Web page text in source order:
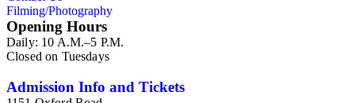
Filming/Photography
Opening Hours
Daily: 10 A.M.–5 P.M.
Closed on Tuesdays
Admission Info and Tickets